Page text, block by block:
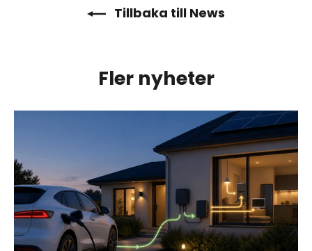
Tillbaka till News
Fler nyheter